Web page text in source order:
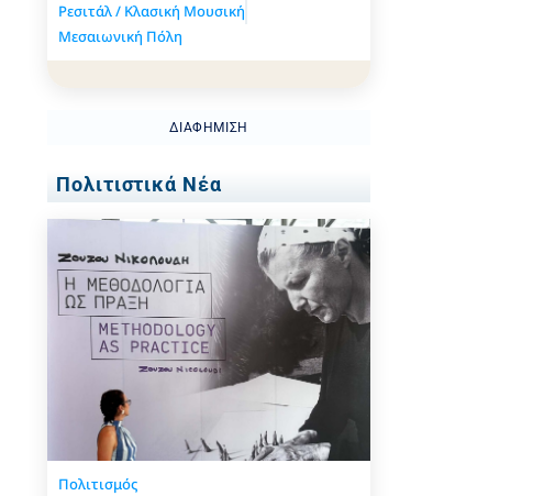
Ρεσιτάλ / Κλασική Μουσική
Μεσαιωνική Πόλη
ΔΙΑΦΉΜΙΣΗ
Πολιτιστικά Νέα
Πολιτισμός